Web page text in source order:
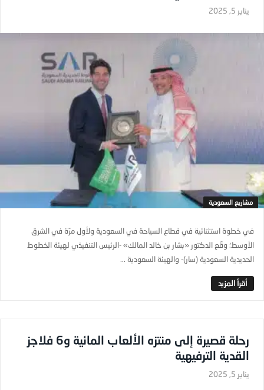
يناير 5, 2025
مشاريع السعودية
في خطوة استثنائية في قطاع السياحة في السعودية ولأول مرّة في الشرق
الأوسط؛ وقّع الدكتور «بشار بن خالد المالك» -الرئيس التنفيذي لهيئة الخطوط
الحديدية السعودية (سار)- والهيئة السعودية ...
رحلة قصيرة إلى منتزه الألعاب المائية و6 فلاجز
القدية الترفيهية
يناير 5, 2025